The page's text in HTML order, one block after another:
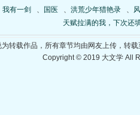
我有一剑 、 国医 、 洪荒少年猎艳录 、
天赋拉满的我，下次还
转载作品，所有章节均由网友上传，转
Copyright © 2019 大文学 All